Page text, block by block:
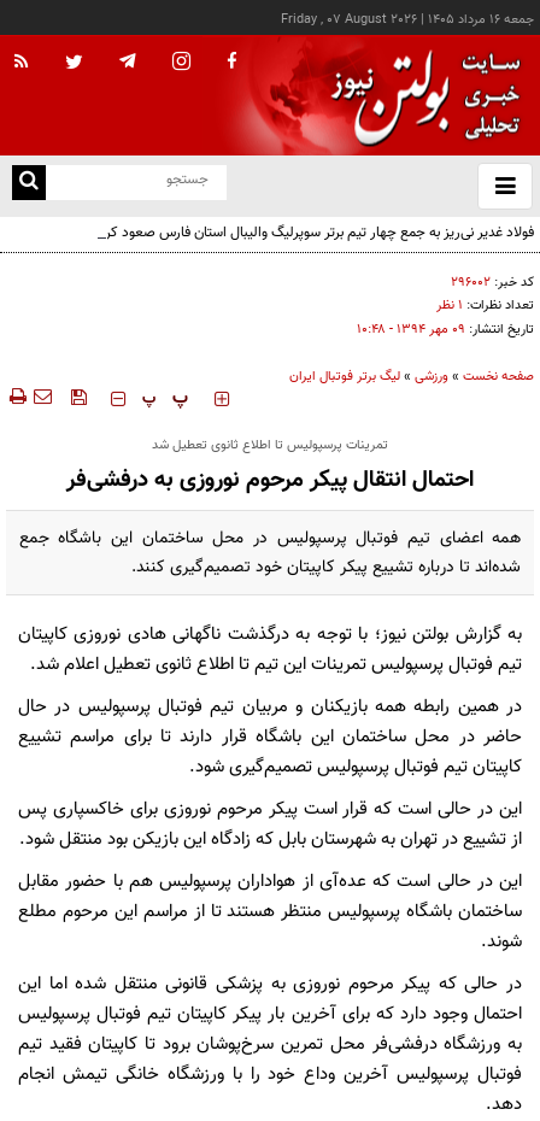
جمعه ۱۶ مرداد ۱۴۰۵ |
Friday , 07 August 2026
باز
و
فولاد غدیر نی‌ریز به جمع چهار تیم برتر سوپرلیگ والیبال استان فارس صعود کرد
کد خبر: ۲۹۶۰۰۲
تعداد نظرات: ۱ نظر
تاریخ انتشار: ۰۹ مهر ۱۳۹۴ - ۱۰:۴۸
صفحه نخست »ورزشی »لیگ برتر فوتبال ایران
‍‍‍ پ پ
تمرینات پرسپولیس تا اطلاع ثانوی تعطیل شد
احتمال انتقال پیکر مرحوم نوروزی به درفشی‌فر
همه اعضای تیم فوتبال پرسپولیس در محل ساختمان این باشگاه جمع
شده‌اند تا درباره تشییع پیکر کاپیتان خود تصمیم‌گیری کنند.
به گزارش بولتن نیوز؛ با توجه به درگذشت ناگهانی هادی نوروزی کاپیتان
تیم فوتبال پرسپولیس تمرینات این تیم تا اطلاع ثانوی تعطیل اعلام شد.
در همین رابطه همه بازیکنان و مربیان تیم فوتبال پرسپولیس در حال
حاضر در محل ساختمان این باشگاه قرار دارند تا برای مراسم تشییع
کاپیتان تیم فوتبال پرسپولیس تصمیم‌گیری شود.
این در حالی است که قرار است پیکر مرحوم نوروزی برای خاکسپاری پس
از تشییع در تهران به شهرستان بابل که زادگاه این بازیکن بود منتقل شود.
این در حالی است که عده‌آی از هواداران پرسپولیس هم با حضور مقابل
ساختمان باشگاه پرسپولیس منتظر هستند تا از مراسم این مرحوم مطلع
شوند.
در حالی که پیکر مرحوم نوروزی به پزشکی قانونی منتقل شده اما این
احتمال وجود دارد که برای آخرین بار پیکر کاپیتان تیم فوتبال پرسپولیس
به ورزشگاه درفشی‌فر محل تمرین سرخ‌پوشان برود تا کاپیتان فقید تیم
فوتبال پرسپولیس آخرین وداع خود را با ورزشگاه خانگی تیمش انجام
دهد.